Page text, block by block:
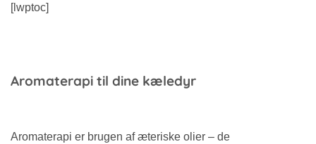
[lwptoc]
Aromaterapi til dine kæledyr
Aromaterapi er brugen af æteriske olier – de